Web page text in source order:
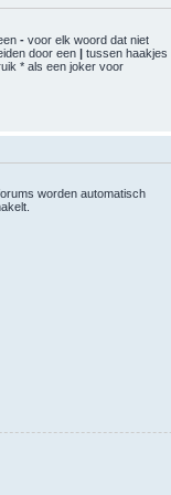
- voor elk woord dat niet
door een | tussen haakjes
* als een joker voor
worden automatisch